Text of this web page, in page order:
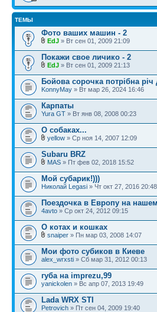
ТЕМЫ
Фото ваших машин - 2
EdJ » Вт сен 01, 2009 21:09
Покажи свое личико - 2
EdJ » Вт сен 01, 2009 21:13
Бойова сорочка потрібна
KonnyMay » Вт мар 26, 2024 16:46
Карпаты
Yura GT » Вт янв 08, 2008 00:23
О собаках...
yellow » Ср ноя 14, 2007 12:09
Subaru BRZ
MAS » Пт фев 02, 2018 15:52
Мой субарик!)))
Николай Legasi » Чт окт 27, 2016 20:48
Поездочка в Европу на
4avto » Ср окт 24, 2012 09:15
О котах и кошках
snaiper » Пн мар 03, 2008 14:07
Мои фото субиков в Киеве
alex_wrxsti » Сб мар 31, 2012 00:13
губа на imprezu,99
yanickolen » Вс апр 07, 2013 19:49
Lada WRX STI
Petrovich » Пт сен 04, 2009 19:40